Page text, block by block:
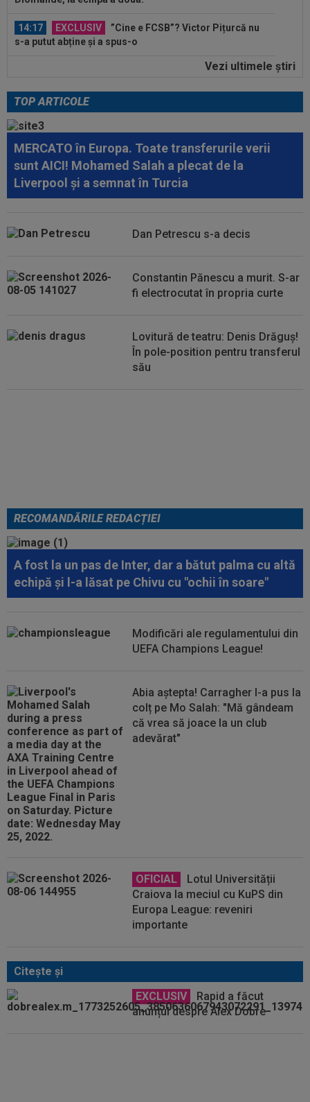
14:17 EXCLUSIV
”Cine e FCSB”? Victor Pițurcă nu
s-a putut abține și a spus-o
Gavi s-a ținut de promisiune!
15:09
A fost la un pas de Inter, dar a bătut palma cu
altă echipă și l-a lăsat pe...
15:01
Modificări ale regulamentului din UEFA
Champions League!
14:59
Abia aștepta! Carragher l-a pus la colț pe Mo
14:51 OFICIAL
Lotul Universității Craiova la meciul
14:24 OFICIAL Juan Bauza a semnat
Vezi ultimele ştiri
TOP ARTICOLE
MERCATO în Europa. Toate transferurile verii
sunt AICI! Mohamed Salah a plecat de la
Liverpool și a semnat în Turcia
Dan Petrescu s-a decis
Constantin Pănescu a murit. S-ar
fi electrocutat în propria curte
Lovitură de teatru: Denis Drăguș!
În pole-position pentru transferul
său
RECOMANDĂRILE REDACȚIEI
A fost la un pas de Inter, dar a bătut palma cu altă
echipă și l-a lăsat pe Chivu cu "ochii în soare"
Modificări ale regulamentului din
UEFA Champions League!
Abia aștepta! Carragher l-a pus la
colț pe Mo Salah: "Mă gândeam
că vrea să joace la un club
adevărat"
OFICIAL
Lotul Universității
Craiova la meciul cu KuPS din
Europa League: reveniri
importante
Citeşte şi
EXCLUSIV
Rapid a făcut
anunțul despre Alex Dobre